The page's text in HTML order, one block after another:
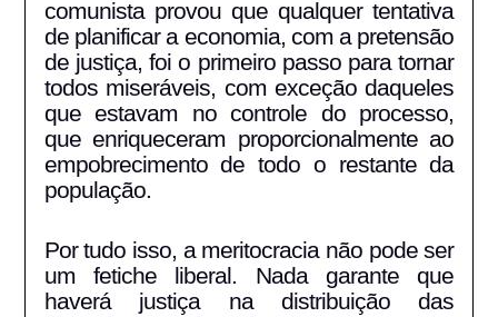
comunista provou que qualquer tentativa
de planificar a economia, com a pretensão
de justiça, foi o primeiro passo para tornar
todos miseráveis, com exceção daqueles
que estavam no controle do processo,
que enriqueceram proporcionalmente ao
empobrecimento de todo o restante da
população.
Por tudo isso, a meritocracia não pode ser
um fetiche liberal. Nada garante que
haverá justiça na distribuição das